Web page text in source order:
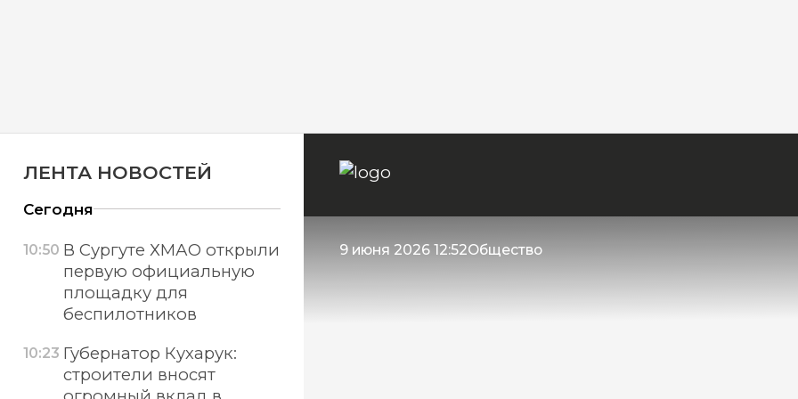
9 июня 2026 12:52Общество
ЛЕНТА НОВОСТЕЙ
Сегодня
10:50 В Сургуте ХМАО открыли
первую официальную
площадку для
беспилотников
10:23 Губернатор Кухарук:
строители вносят